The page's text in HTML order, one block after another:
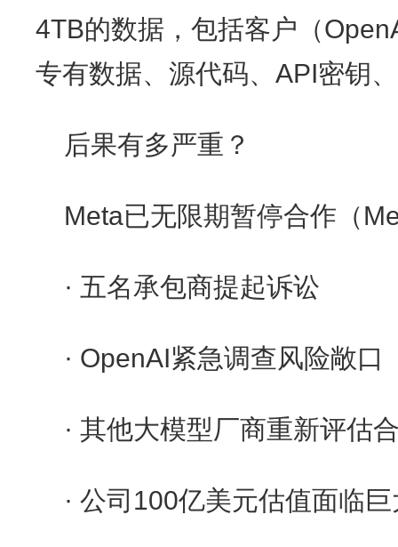
4TB的数据，包括客户（
专有数据、源代码、API密钥
后果有多严重？
Meta已无限期暂停合作（
· 五名承包商提起诉讼
· OpenAI紧急调查风险敞口
· 其他大模型厂商重新评估
· 公司100亿美元估值面临